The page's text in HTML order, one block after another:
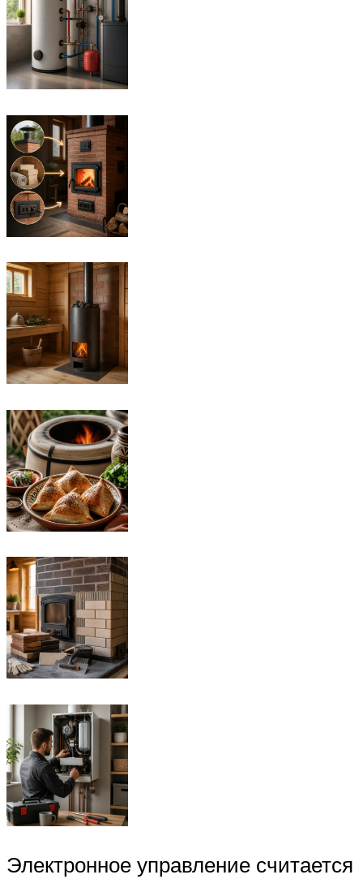
Электронное управление считается